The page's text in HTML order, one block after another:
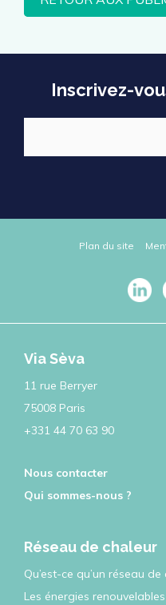
Inscrivez-
Plan du site
Via Sèva
11 rue Berryer
75008 Paris
+331 44 70 63 90
Nous contacter
Qui sommes-nous ?
Réseau de chaleur
Qu’est-ce qu’un réseau de
Les énergies